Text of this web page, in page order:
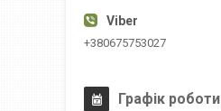
+380675753027
Графік роботи